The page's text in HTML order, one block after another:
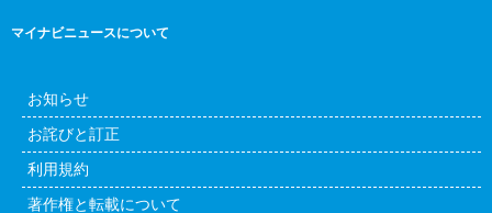
マイナビニュースについて
お知らせ
お詫びと訂正
利用規約
著作権と転載について